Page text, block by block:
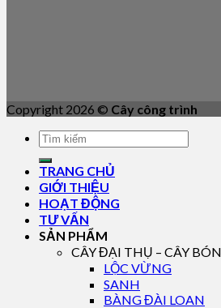
Copyright 2026 © Cây công trình
TRANG CHỦ
GIỚI THIỆU
HOẠT ĐỘNG
TƯ VẤN
SẢN PHẨM
CÂY ĐẠI THỤ – CÂY
LỘC VỪNG
SANH
BÀNG ĐÀI LOAN